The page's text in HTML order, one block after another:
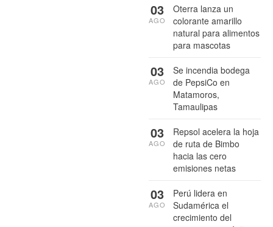
Oterra lanza un
colorante amarillo
natural para alimentos
para mascotas
03
AGO
Se incendia bodega
de PepsiCo en
Matamoros,
Tamaulipas
03
AGO
Repsol acelera la hoja
de ruta de Bimbo
hacia las cero
emisiones netas
03
AGO
Perú lidera en
Sudamérica el
crecimiento del
03
AGO